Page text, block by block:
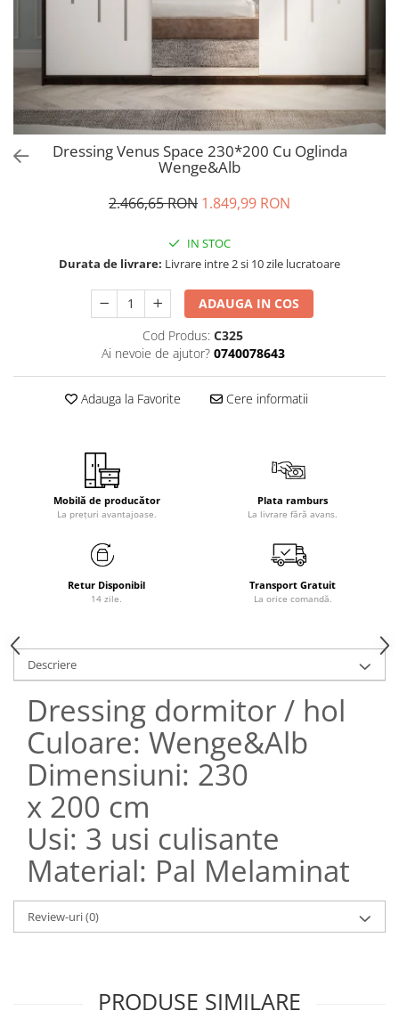
Dressing Venus Space 230*200 Cu Oglinda
Wenge&Alb
2.466,65 RON 1.849,99 RON
IN STOC
Durata de livrare: Livrare intre 2 si 10 zile lucratoare
ADAUGA IN COS
Cod Produs: C325
Ai nevoie de ajutor? 0740078643
Adauga la Favorite Cere informatii
Mobilă de producător
La prețuri avantajoase.
Plata ramburs
La livrare fără avans.
Retur Disponibil
14 zile.
Transport Gratuit
La orice comandă.
Descriere
Dressing dormitor / hol
Culoare: Wenge&Alb
Dimensiuni: 230
x 200 cm
Usi: 3 usi culisante
Material: Pal Melaminat
Review-uri(0)
PRODUSE SIMILARE